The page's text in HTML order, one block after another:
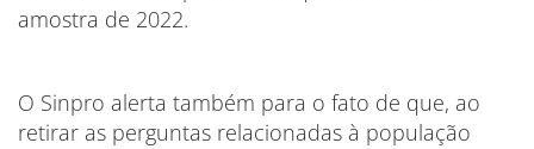
amostra de 2022.
O Sinpro alerta também para o fato de que, ao
retirar as perguntas relacionadas à população